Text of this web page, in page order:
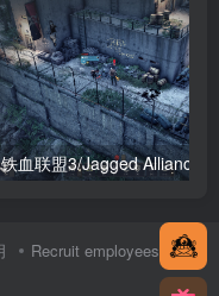
Recruit employees